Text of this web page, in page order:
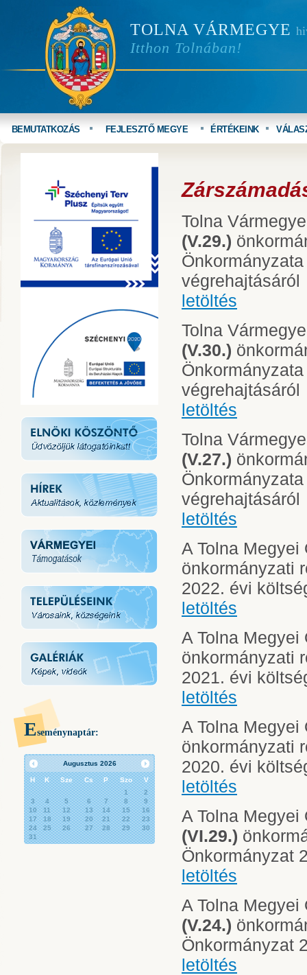
TOLNA VÁRMEGYE
Itthon Tolnában!
BEMUTATKOZÁS FEJLESZTŐ MEGYE ÉRTÉKEINK
Eseménynaptár:
Augusztus 2026
H K Sze Cs P Szo
V
1
2
3
4 5 6 7 8
9
10
11 12 13 14 15
16
17
18 19 20 21 22
23
24
25 26 27 28 29
30
31
Tolna
(V.29.)
végrehajtásáról
letöltés
Tolna
(V.30.)
végrehajtásáról
letöltés
Tolna
(V.27.)
végrehajtásáról
letöltés
A Tolna
önkormányzati
2022. évi
letöltés
A Tolna
önkormányzati
2021. évi
letöltés
A Tolna
önkormányzati
2020. évi
letöltés
A Tolna
(VI.29.)
Önkormányzat
letöltés
A Tolna
(V.24.)
Önkormányzat
letöltés